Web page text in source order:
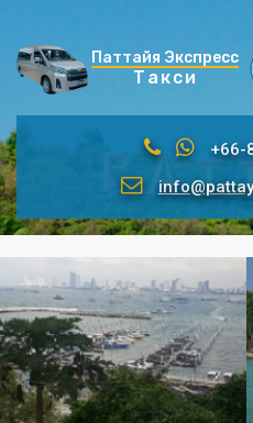
Паттайя Экспресс
Такси
+66-